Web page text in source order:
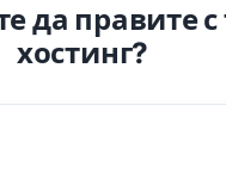
да правите с
хостинг?